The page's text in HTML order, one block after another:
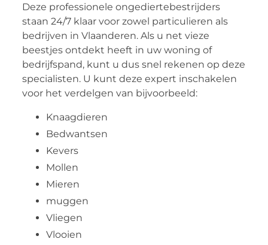
Deze professionele ongediertebestrijders
staan 24/7 klaar voor zowel particulieren als
bedrijven in Vlaanderen. Als u net vieze
beestjes ontdekt heeft in uw woning of
bedrijfspand, kunt u dus snel rekenen op deze
specialisten. U kunt deze expert inschakelen
voor het verdelgen van bijvoorbeeld:
Knaagdieren
Bedwantsen
Kevers
Mollen
Mieren
muggen
Vliegen
Vlooien